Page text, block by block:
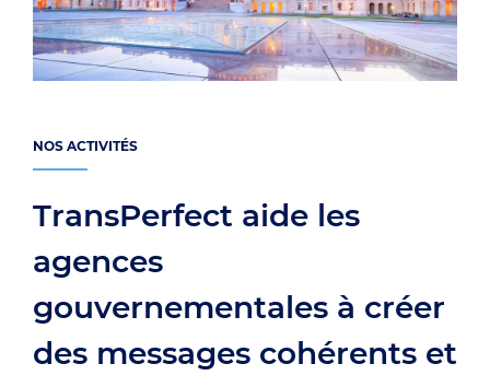
NOS ACTIVITÉS
TransPerfect aide les
agences
gouvernementales à créer
des messages cohérents et